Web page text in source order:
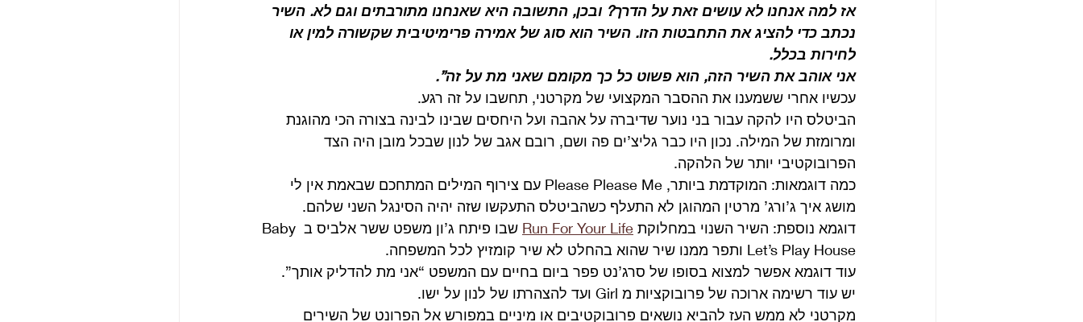
אז למה אנחנו לא עושים זאת על הדרך? ובכן, התשובה היא שאנחנו מתורבתים וגם לא. השיר
נכתב כדי להציג את התחבטות הזו. השיר הוא סוג של אמירה פרימיטיבית שקשורה למין או
לחירות בכלל.
אני אוהב את השיר הזה, הוא פשוט כל כך מקומם שאני מת על זה”.
עכשיו אחרי ששמענו את ההסבר המקצועי של מקרטני, תחשבו על זה רגע.
הביטלס היו להקה עבור בני נוער שדיברה על אהבה ועל היחסים שבינו לבינה בצורה הכי מהוגנת
ומרומזת של המילה. נכון היו כבר גליצ’ים פה ושם, רובם אגב של לנון שבכל מובן היה הצד
הפרובוקטיבי יותר של הלהקה.
כמה דוגמאות: המוקדמת ביותר, Please Please Me עם צירוף המילים המתחכם שבאמת אין לי
מושג איך ג’ורג’ מרטין המהוגן לא התעלף כשהביטלס התעקשו שזה יהיה הסינגל השני שלהם.
דוגמא נוספת: השיר השנוי במחלוקת Run For Your Life
שבו פיתח ג’ון משפט ששר אלביס ב Baby
Let’s Play House ותפר ממנו שיר שהוא בהחלט לא שיר קומזיץ לכל המשפחה.
עוד דוגמא אפשר למצוא בסופו של סרג’נט פפר ביום בחיים עם המשפט “אני מת להדליק אותך”.
יש עוד רשימה ארוכה של פרובוקציות מ Girl ועד להצהרתו של לנון על ישו.
מקרטני לא ממש העז להביא נושאים פרובוקטיבים או מיניים במפורש אל הפרונט של השירים